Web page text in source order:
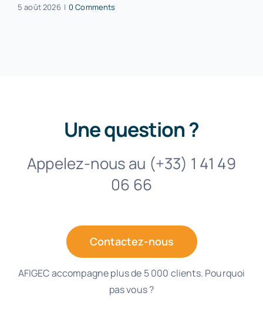
5 août 2026 | 0 Comments
Une question ?
Appelez-nous au (+33) 1 41 49
06 66
Contactez-nous
AFIGEC accompagne plus de 5 000 clients. Pourquoi
pas vous ?